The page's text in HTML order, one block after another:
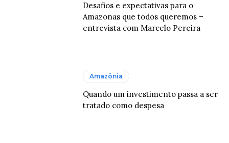
Desafios e expectativas para o
Amazonas que todos queremos –
entrevista com Marcelo Pereira
Amazônia
Quando um investimento passa a ser
tratado como despesa